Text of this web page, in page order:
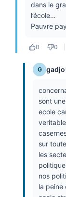
dans le
l’école…
Pauvre
0 0
G gadjo
sont
ecole
sur
les
nos
la peine